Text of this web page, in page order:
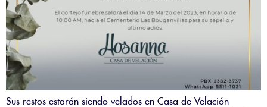
Sus restos estarán siendo velados en Casa de Velación